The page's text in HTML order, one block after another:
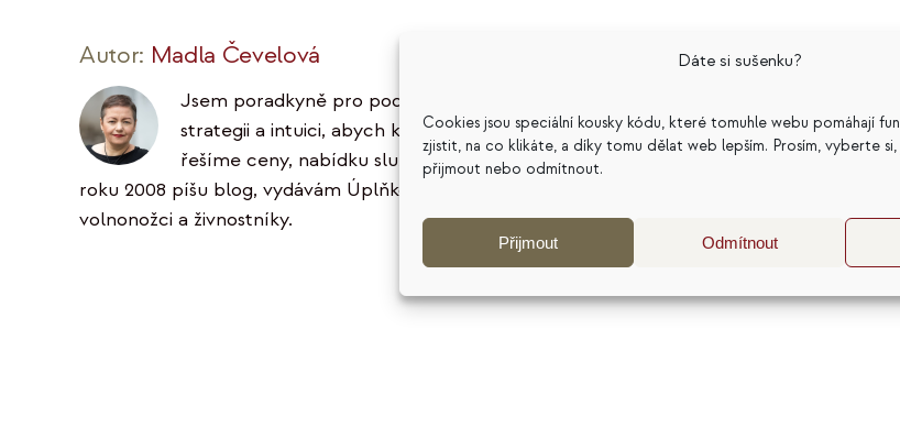
Dáte si sušenku?
Cookies jsou speciální kousky kódu, které tomuhle webu pomáhají
zjistit, na co klikáte, a díky tomu dělat web lepším. Prosím, vyberte
přijmout nebo odmítnout.
Přijmout Odmítnout
Autor: Madla Čevelová
Jsem poradkyně pro podnikatele ve službách. Ve své práci propojuji psychologii,
strategii a intuici, abych klientům pomohla dělat lepší podnikatelská rozhodnutí.
řešíme ceny, nabídku služeb, podnikatelský model a dlouhodobou udržitelnost
roku 2008 píšu blog, vydávám Úplňkový zpravodaj a sdílím zkušenosti z více než 20 let práce s
volnonožci a živnostníky.